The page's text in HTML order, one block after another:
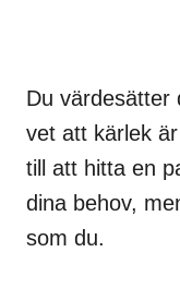
Du värdesätter
vet att kärlek
till att hitta en
dina behov,
som du.